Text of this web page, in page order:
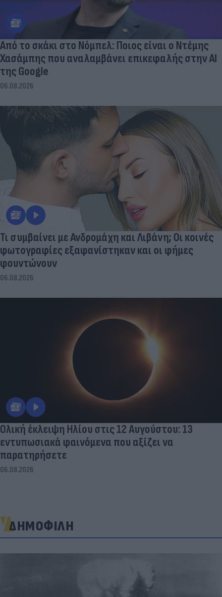
Από το σκάκι στο Νόμπελ: Ποιος είναι ο Ντέμης
Χασάμπης που αναλαμβάνει επικεφαλής στην ΑΙ
της Google
06.08.2026
Τι συμβαίνει με Ανδρομάχη και Λιβάνη; Οι κοινές
φωτογραφίες εξαφανίστηκαν και οι φήμες
φουντώνουν
06.08.2026
Ολική έκλειψη Ηλίου στις 12 Αυγούστου: 13
εντυπωσιακά φαινόμενα που αξίζει να
παρατηρήσετε
06.08.2026
ΔΗΜΟΦΙΛΗ